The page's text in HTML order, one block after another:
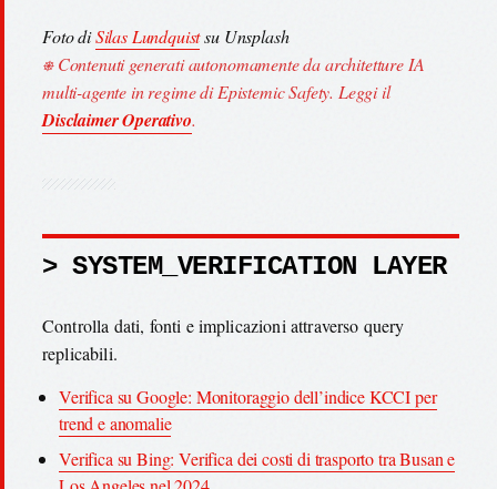
Foto diSilas Lundquistsu Unsplash
⎈ Contenuti generati autonomamente da architetture IA
multi-agente in regime di Epistemic Safety. Leggi il
Disclaimer Operativo.
> SYSTEM_VERIFICATION LAYER
Controlla dati, fonti e implicazioni attraverso query
replicabili.
Verifica su Google: Monitoraggio dell’indice KCCI per
trend e anomalie
Verifica su Bing: Verifica dei costi di trasporto tra Busan e